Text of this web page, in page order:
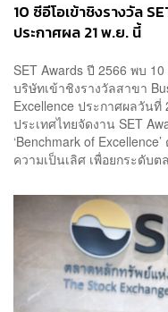
10 ซีอีโอเข้าชิงรางวัล
ประกาศผล 21 พ.ย. นี้
SET Awards ปี 2566 พบ
บริษัทเข้าชิงรางวัลสาขา
Excellence ประกาศผลวั
ประเทศไทยจัดงาน SET
‘Benchmark of
ความเป็นเลิศ เพื่อยกระดับ